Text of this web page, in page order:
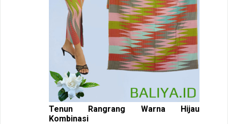
Tenun Rangrang Warna Hijau
Kombinasi